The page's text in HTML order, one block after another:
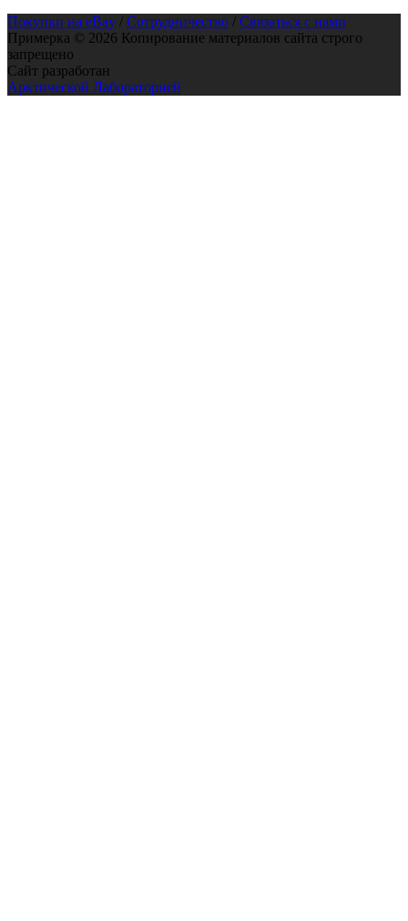
Покупки на eBay / Сотрудничество / Связаться с нами
Примерка © 2026 Копирование материалов сайта строго
запрещено
Сайт разработан
Арктической Лабораторией